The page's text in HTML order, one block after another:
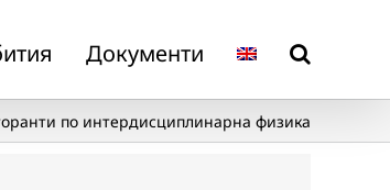
Документи
по интердисциплинарна физика